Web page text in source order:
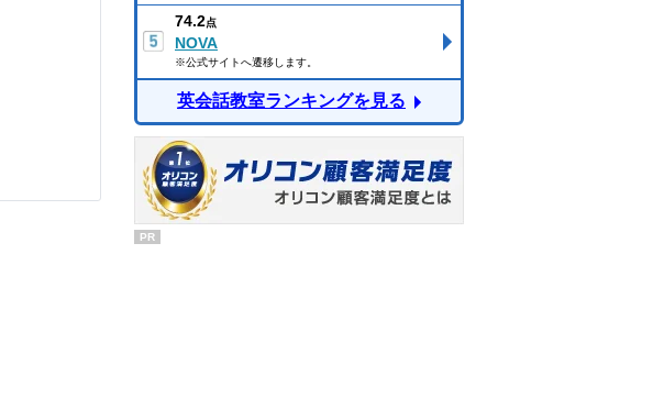
74.2点
NOVA
※公式サイトへ遷移します。
英会話教室ランキングを見る
PR